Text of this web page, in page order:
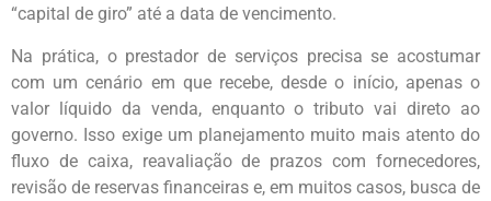
“capital de giro” até a data de vencimento.
Na prática, o prestador de serviços precisa se acostumar
com um cenário em que recebe, desde o início, apenas o
valor líquido da venda, enquanto o tributo vai direto ao
governo. Isso exige um planejamento muito mais atento do
fluxo de caixa, reavaliação de prazos com fornecedores,
revisão de reservas financeiras e, em muitos casos, busca de